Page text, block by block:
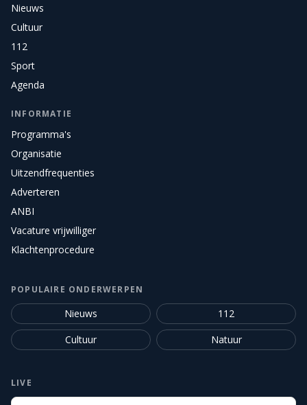
Nieuws
Cultuur
112
Sport
Agenda
INFORMATIE
Programma's
Organisatie
Uitzendfrequenties
Adverteren
ANBI
Vacature vrijwilliger
Klachtenprocedure
POPULAIRE ONDERWERPEN
Nieuws
112
Cultuur
Natuur
LIVE